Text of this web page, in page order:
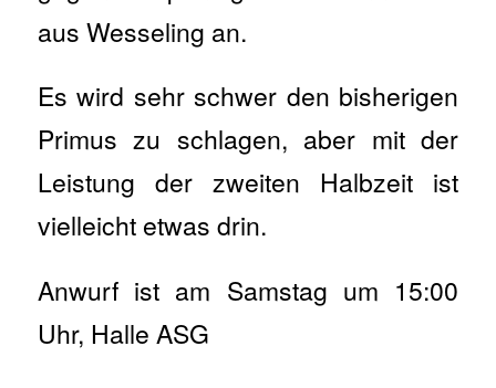
aus Wesseling an.
Es wird sehr schwer den bisherigen
Primus zu schlagen, aber mit der
Leistung der zweiten Halbzeit ist
vielleicht etwas drin.
Anwurf ist am Samstag um 15:00
Uhr, Halle ASG